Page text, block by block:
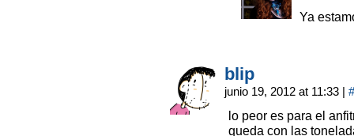
Ya
blip
junio 19, 2012 at 11:33 | #
lo peor es para el
queda con las